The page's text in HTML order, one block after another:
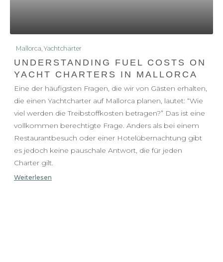
Mallorca, Yachtcharter
UNDERSTANDING FUEL COSTS ON
YACHT CHARTERS IN MALLORCA
Eine der häufigsten Fragen, die wir von Gästen erhalten,
die einen Yachtcharter auf Mallorca planen, lautet: “Wie
viel werden die Treibstoffkosten betragen?” Das ist eine
vollkommen berechtigte Frage. Anders als bei einem
Restaurantbesuch oder einer Hotelübernachtung gibt
es jedoch keine pauschale Antwort, die für jeden
Charter gilt.
Weiterlesen